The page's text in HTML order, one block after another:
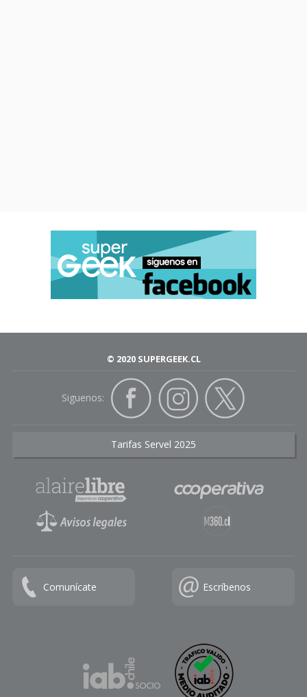
© 2020 SUPERGEEK.CL
Siguenos:
Tarifas Servel 2025
Comunícate Escríbenos